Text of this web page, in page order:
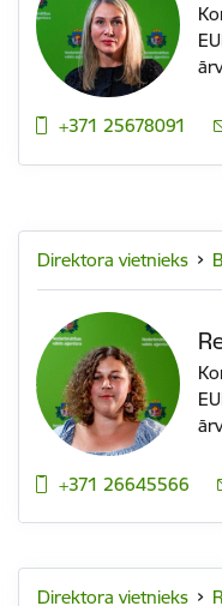
+371 25678091
Direktora vietnieks
+371 26645566
Direktora vietnieks